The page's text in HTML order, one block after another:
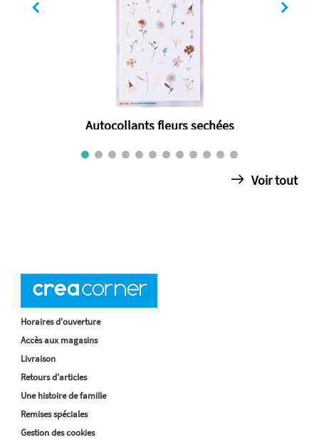
Autocollants fleurs sechées
Voir tout
Horaires d'ouverture
Accès aux magasins
Livraison
Retours d'articles
Une histoire de famille
Remises spéciales
Gestion des cookies